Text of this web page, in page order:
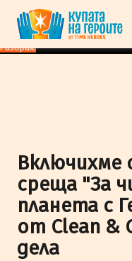
"Купата на героите" от
добро представяне на
повече
Разбрах!
Включихме
среща "За
планета с
от Clean &
дела